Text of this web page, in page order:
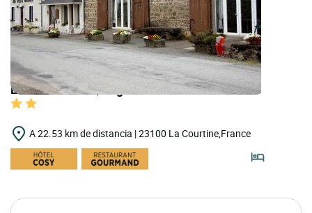
LOGIS HOTELS | Logis Hôtel Au Petit Breuil
A 22.53 km de distancia | 23100 La Courtine,France